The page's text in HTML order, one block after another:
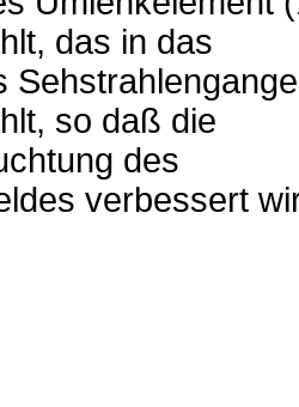
das in das
so daß die
des
verbessert